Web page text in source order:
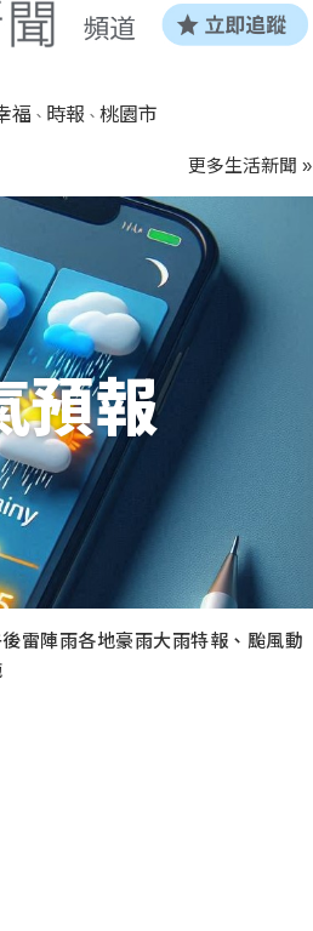
福 、 時報 、 桃園市
更多生活新聞 »
預報
雷陣雨各地豪雨大雨特報、颱風動